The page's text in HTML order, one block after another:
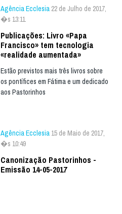
Agência Ecclesia 22 de Julho de 2017,
�s 13:11
Publicações: Livro «Papa
Francisco» tem tecnologia
«realidade aumentada»
Estão previstos mais três livros sobre
os pontífices em Fátima e um dedicado
aos Pastorinhos
Agência Ecclesia 15 de Maio de 2017,
�s 10:49
Canonização Pastorinhos -
Emissão 14-05-2017